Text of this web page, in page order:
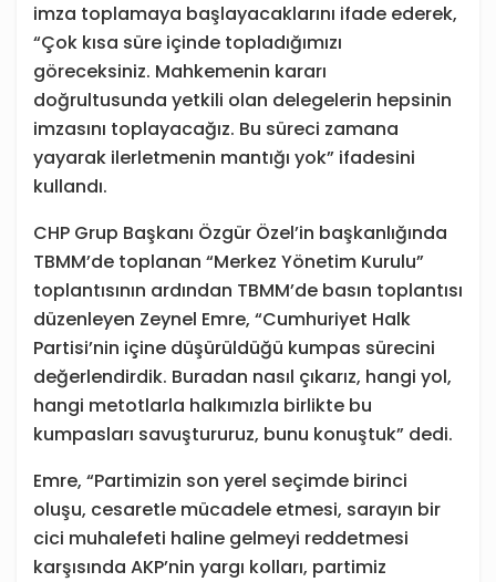
imza toplamaya başlayacaklarını ifade ederek,
“Çok kısa süre içinde topladığımızı
göreceksiniz. Mahkemenin kararı
doğrultusunda yetkili olan delegelerin hepsinin
imzasını toplayacağız. Bu süreci zamana
yayarak ilerletmenin mantığı yok” ifadesini
kullandı.
CHP Grup Başkanı Özgür Özel’in başkanlığında
TBMM’de toplanan “Merkez Yönetim Kurulu”
toplantısının ardından TBMM’de basın toplantısı
düzenleyen Zeynel Emre, “Cumhuriyet Halk
Partisi’nin içine düşürüldüğü kumpas sürecini
değerlendirdik. Buradan nasıl çıkarız, hangi yol,
hangi metotlarla halkımızla birlikte bu
kumpasları savuştururuz, bunu konuştuk” dedi.
Emre, “Partimizin son yerel seçimde birinci
oluşu, cesaretle mücadele etmesi, sarayın bir
cici muhalefeti haline gelmeyi reddetmesi
karşısında AKP’nin yargı kolları, partimiz